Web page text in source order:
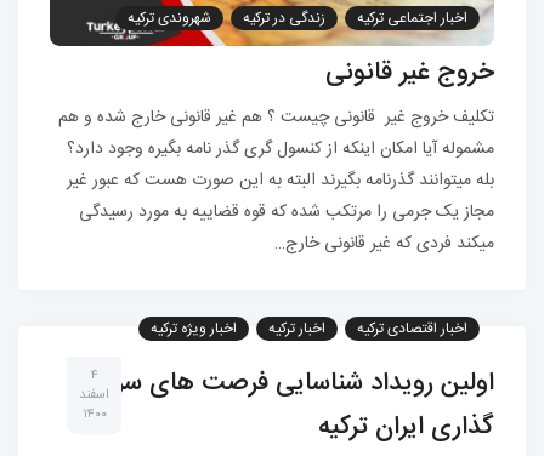
اخبار اجتماعی ترکیه زندگی در ترکیه
شهروندی ترکیه
مهاجرت به ترکیه
خروج غیر قانونی
تکلیف خروج غیر قانونی چیست ؟ هم غیر قانونی خارج شده و هم
مشموله آیا امکان اینکه از کنسول گری گذر نامه بگیره وجود دارد؟
بله میتوانند گذرنامه بگیرند البته به این صورت هست که عبور غیر
مجاز یک جرمی را مرتکب شده که قوه قضاییه به مورد رسیدگی
میکند فردی که غیر قانونی خارج…
۴
اسفند
۱۴۰۰
اخبار اقتصادی ترکیه اخبار ترکیه اخبار ویژه ترکیه
اولین رویداد شناسایی فرصت های سرمایه
گذاری ایران ترکیه